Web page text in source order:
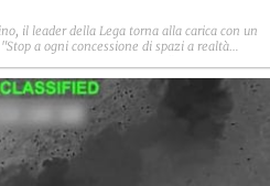
il leader della Lega torna alla carica con un
a ogni concessione di spazi a realtà